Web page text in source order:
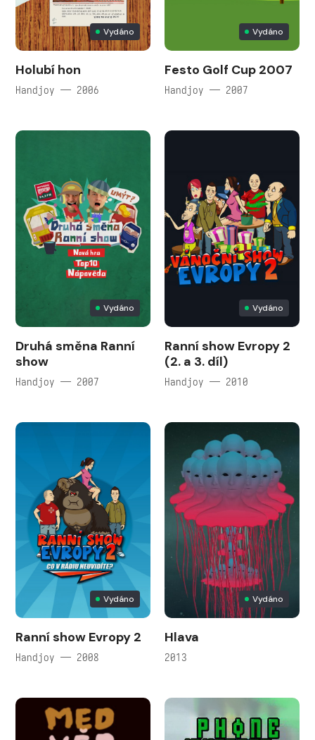
Vydáno
Holubí hon
Handjoy — 2006
Vydáno
Festo Golf Cup 2007
Handjoy — 2007
Vydáno
Druhá směna Ranní
show
Handjoy — 2007
Vydáno
Ranní show Evropy 2
(2. a 3. díl)
Handjoy — 2010
Vydáno
Ranní show Evropy 2
Handjoy — 2008
Vydáno
Hlava
2013